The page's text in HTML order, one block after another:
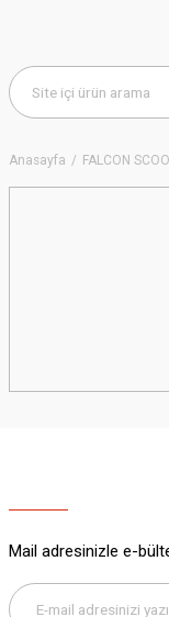
Anasayfa FALCON
Mail adresinizle e-